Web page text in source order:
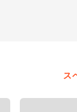
ス